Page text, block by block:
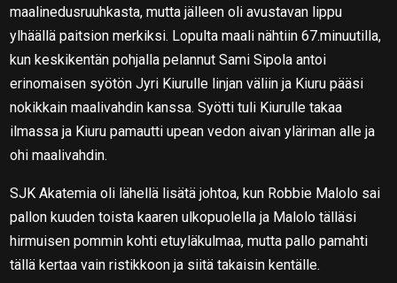
maalinedusruuhkasta, mutta jälleen oli avustavan lippu
ylhäällä paitsion merkiksi. Lopulta maali nähtiin 67.minuutilla,
kun keskikentän pohjalla pelannut Sami Sipola antoi
erinomaisen syötön Jyri Kiurulle linjan väliin ja Kiuru pääsi
nokikkain maalivahdin kanssa. Syötti tuli Kiurulle takaa
ilmassa ja Kiuru pamautti upean vedon aivan yläriman alle ja
ohi maalivahdin.
SJK Akatemia oli lähellä lisätä johtoa, kun Robbie Malolo sai
pallon kuuden toista kaaren ulkopuolella ja Malolo tälläsi
hirmuisen pommin kohti etuyläkulmaa, mutta pallo pamahti
tällä kertaa vain ristikkoon ja siitä takaisin kentälle.